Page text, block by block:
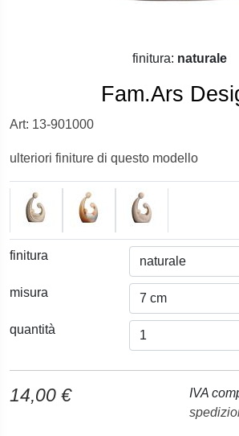
finitura: naturale
Fam.Ars
Art: 13-901000
ulteriori finiture di questo modello
finitura
misura
quantità
14,00 € IVA